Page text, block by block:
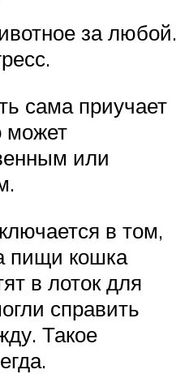
за любой.
сама приучает
может
или
в том,
пищи кошка
в лоток для
справить
Такое